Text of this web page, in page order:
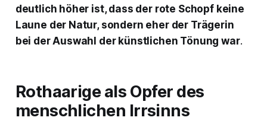
deutlich höher ist, dass der rote Schopf keine
Laune der Natur, sondern eher der Trägerin
bei der Auswahl der künstlichen Tönung war.
Rothaarige als Opfer des
menschlichen Irrsinns